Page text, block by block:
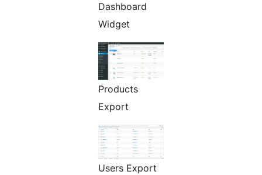
Dashboard
Widget
Products
Export
Users Export